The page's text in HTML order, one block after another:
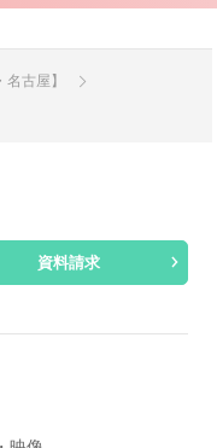
古屋】
資料請求